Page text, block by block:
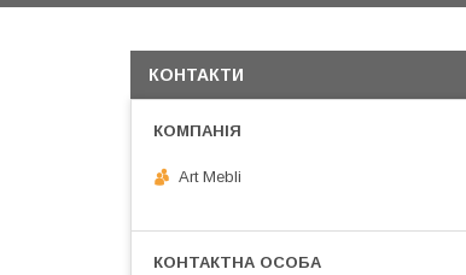
КОНТАКТИ
Art Mebli